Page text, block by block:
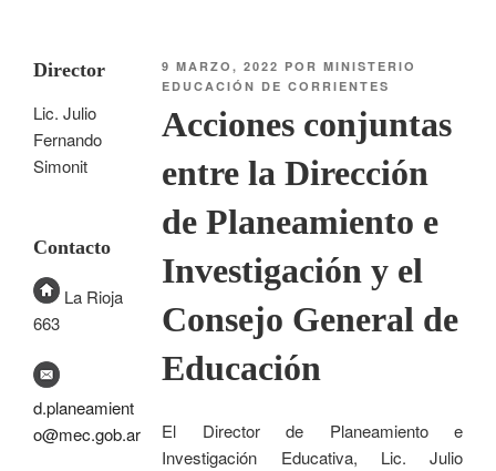
9 MARZO, 2022 PORMINISTERIO
EDUCACIÓN DE CORRIENTES
Acciones conjuntas
entre la Dirección
de Planeamiento e
Investigación y el
Consejo General de
Educación
El Director de Planeamiento e
Investigación Educativa, Lic. Julio
Director
Lic. Julio
Fernando
Simonit
Contacto
La Rioja
663
d.planeamient
o@mec.gob.ar